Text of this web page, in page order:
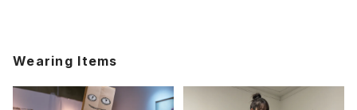
Wearing Items